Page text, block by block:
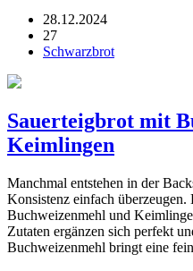
28.12.2024
27
Schwarzbrot
Sauerteigbrot mit
Keimlingen
Manchmal entstehen in der
Konsistenz einfach überzeugen.
Buchweizenmehl und
Zutaten ergänzen sich perfekt
Buchweizenmehl bringt eine